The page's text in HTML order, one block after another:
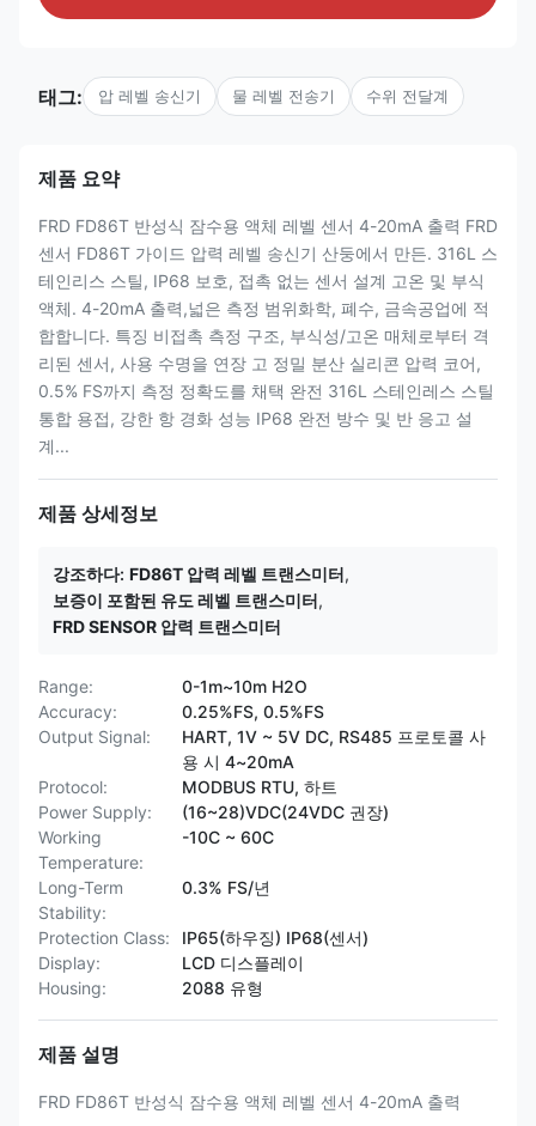
태그: 압 레벨 송신기 물 레벨 전송기 수위 전달계
제품 요약
FRD FD86T 반성식 잠수용 액체 레벨 센서 4-20mA 출력 FRD
센서 FD86T 가이드 압력 레벨 송신기 산둥에서 만든. 316L 스
테인리스 스틸, IP68 보호, 접촉 없는 센서 설계 고온 및 부식
액체. 4-20mA 출력,넓은 측정 범위화학, 폐수, 금속공업에 적
합합니다. 특징 비접촉 측정 구조, 부식성/고온 매체로부터 격
리된 센서, 사용 수명을 연장 고 정밀 분산 실리콘 압력 코어,
0.5% FS까지 측정 정확도를 채택 완전 316L 스테인레스 스틸
통합 용접, 강한 항 경화 성능 IP68 완전 방수 및 반 응고 설
계...
제품 상세정보
강조하다: FD86T 압력 레벨 트랜스미터,
보증이 포함된 유도 레벨 트랜스미터,
FRD SENSOR 압력 트랜스미터
Range:
0-1m~10m H2O
Accuracy:
0.25%FS, 0.5%FS
Output Signal:
HART, 1V ~ 5V DC, RS485 프로토콜 사
용 시 4~20mA
Protocol:
MODBUS RTU, 하트
Power Supply:
(16~28)VDC(24VDC 권장)
Working
Temperature:
-10C ~ 60C
Long-Term
Stability:
0.3% FS/년
Protection Class:
IP65(하우징) IP68(센서)
Display:
LCD 디스플레이
Housing:
2088 유형
제품 설명
FRD FD86T 반성식 잠수용 액체 레벨 센서 4-20mA 출력